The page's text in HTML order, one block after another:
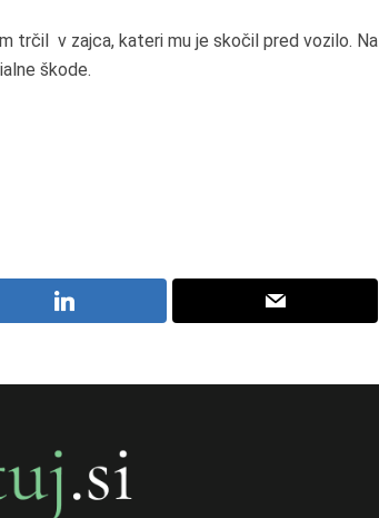
trčil v zajca, kateri mu je skočil pred vozilo. Na
škode.